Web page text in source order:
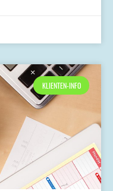
KLIENTEN-INFO